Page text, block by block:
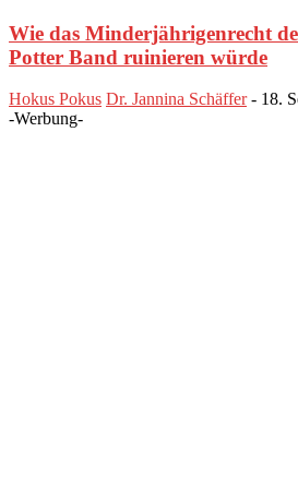
Wie das Minderjährigenrecht
Potter Band ruinieren würde
Hokus Pokus Dr. Jannina Schäffer - 18.
-Werbung-